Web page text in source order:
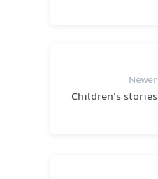
Newer
Children's stories